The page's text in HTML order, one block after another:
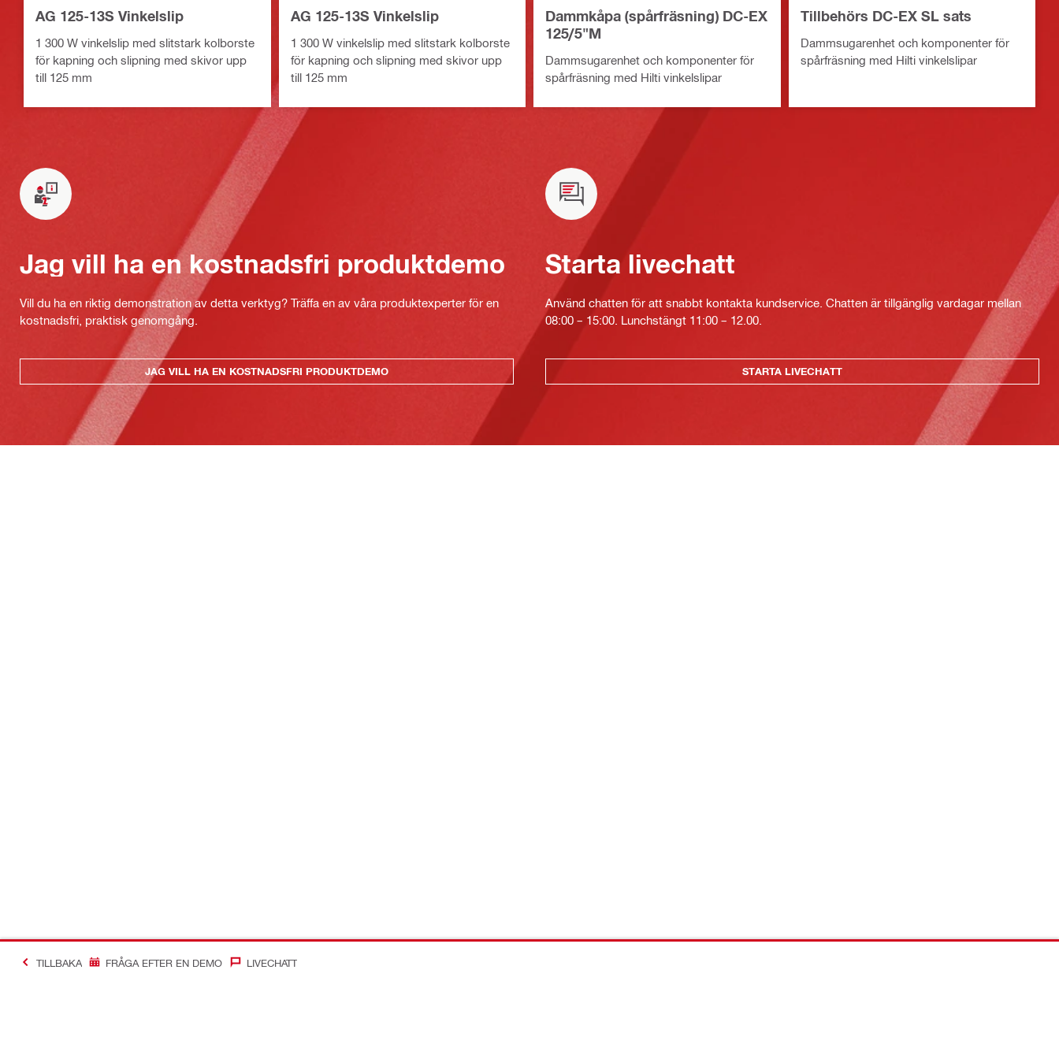
AG 125-13S Vinkelslip
1 300 W vinkelslip med slitstark kolborste
för kapning och slipning med skivor upp
till 125 mm
AG 125-13S Vinkelslip
1 300 W vinkelslip med slitstark kolborste
för kapning och slipning med skivor upp
till 125 mm
Dammkåpa (spårfräsning) DC-EX
125/5"M
Dammsugarenhet och komponenter för
spårfräsning med Hilti vinkelslipar
Tillbehörs DC-EX SL sats
Dammsugarenhet och komponenter för
spårfräsning med Hilti vinkelslipar
Jag vill ha en kostnadsfri produktdemo
Vill du ha en riktig demonstration av detta verktyg? Träffa en av våra produktexperter för en
kostnadsfri, praktisk genomgång.
JAG VILL HA EN KOSTNADSFRI PRODUKTDEMO
Starta livechatt
Använd chatten för att snabbt kontakta kundservice. Chatten är tillgänglig vardagar mellan
08:00 – 15:00. Lunchstängt 11:00 – 12.00.
STARTA LIVECHATT
TILLBAKA FRÅGA EFTER EN DEMO LIVECHATT